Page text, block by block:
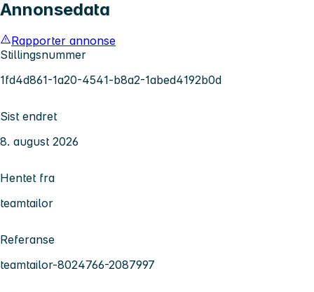
Annonsedata
Rapporter annonse
Stillingsnummer
1fd4d861-1a20-4541-b8a2-1abed4192b0d
Sist endret
8. august 2026
Hentet fra
teamtailor
Referanse
teamtailor-8024766-2087997